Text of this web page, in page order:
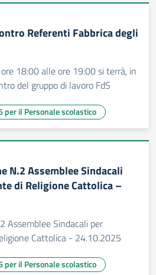
Referenti Fabbrica degli
18:00 alle ore 19:00 si terrà, in
del gruppo di lavoro FdS
per il Personale scolastico
N.2 Assemblee Sindacali
di Religione Cattolica –
Assemblee Sindacali per
Cattolica - 24.10.2025
per il Personale scolastico